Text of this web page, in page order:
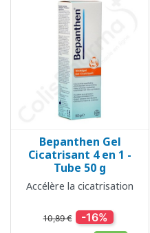
Bepanthen Gel
Cicatrisant 4 en 1 -
Tube 50 g
Accélère la cicatrisation
10,89 € -16%